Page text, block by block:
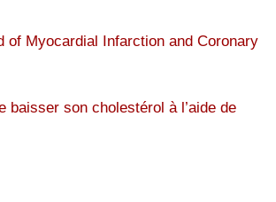
of Myocardial Infarction and Coronary
baisser son cholestérol à l’aide de